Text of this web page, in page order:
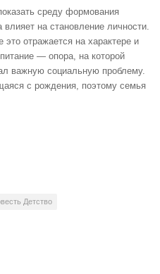
среду формования
на становление личности.
отражается на характере и
— опора, на которой
важную социальную проблему.
с рождения, поэтому семья
Детство